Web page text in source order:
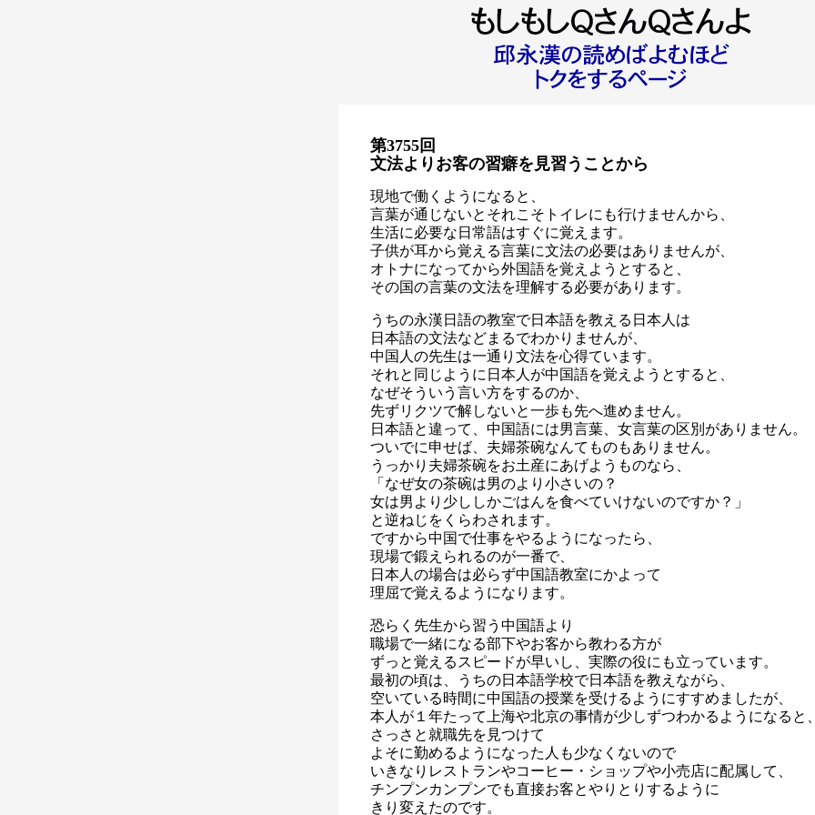
第3755回
文法よりお客の習癖を見習うことから
現地で働くようになると、
言葉が通じないとそれこそトイレにも行けませんから、
生活に必要な日常語はすぐに覚えます。
子供が耳から覚える言葉に文法の必要はありませんが、
オトナになってから外国語を覚えようとすると、
その国の言葉の文法を理解する必要があります。
うちの永漢日語の教室で日本語を教える日本人は
日本語の文法などまるでわかりませんが、
中国人の先生は一通り文法を心得ています。
それと同じように日本人が中国語を覚えようとすると、
なぜそういう言い方をするのか、
先ずリクツで解しないと一歩も先へ進めません。
日本語と違って、中国語には男言葉、女言葉の区別がありません。
ついでに申せば、夫婦茶碗なんてものもありません。
うっかり夫婦茶碗をお土産にあげようものなら、
「なぜ女の茶碗は男のより小さいの？
女は男より少ししかごはんを食べていけないのですか？」
と逆ねじをくらわされます。
ですから中国で仕事をやるようになったら、
現場で鍛えられるのが一番で、
日本人の場合は必らず中国語教室にかよって
理屈で覚えるようになります。
恐らく先生から習う中国語より
職場で一緒になる部下やお客から教わる方が
ずっと覚えるスピードが早いし、実際の役にも立っています。
最初の頃は、うちの日本語学校で日本語を教えながら、
空いている時間に中国語の授業を受けるようにすすめましたが、
本人が１年たって上海や北京の事情が少しずつわかるようになると
さっさと就職先を見つけて
よそに勤めるようになった人も少なくないので
いきなりレストランやコーヒー・ショップや小売店に配属して、
チンプンカンプンでも直接お客とやりとりするように
きり変えたのです。